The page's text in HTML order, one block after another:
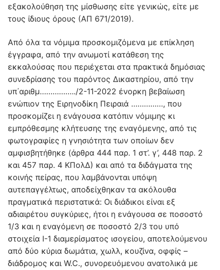
εξακολούθηση της μίσθωσης είτε γενικώς, είτε με
τους ίδιους όρους (ΑΠ 671/2019).
Από όλα τα νόμιμα προσκομιζόμενα με επίκληση
έγγραφα, από την ανωμοτί κατάθεση της
εκκαλούσας που περιέχεται στα πρακτικά δημόσιας
συνεδρίασης του παρόντος Δικαστηρίου, από την
υπ΄αριθμ……………../2-11-2022 ένορκη βεβαίωση
ενώπιον της Ειρηνοδίκη Πειραιά ……………, που
προσκομίζει η ενάγουσα κατόπιν νόμιμης κι
εμπρόθεσμης κλήτευσης της εναγόμενης, από τις
φωτογραφίες η γνησιότητα των οποίων δεν
αμφισβητήθηκε (άρθρα 444 παρ. 1 στ’. γ’, 448 παρ. 2
και 457 παρ. 4 ΚΠολΔ) και από τα διδάγματα της
κοινής πείρας, που λαμβάνονται υπόψη
αυτεπαγγέλτως, αποδείχθηκαν τα ακόλουθα
πραγματικά περιστατικά: Οι διάδικοι είναι εξ
αδιαιρέτου συγκύριες, ήτοι η ενάγουσα σε ποσοστό
1/3 και η εναγόμενη σε ποσοστό 2/3 του υπό
στοιχεία Ι-1 διαμερίσματος ισογείου, αποτελούμενου
από δύο κύρια δωμάτια, χωλλ, κουζίνα, οφφίς –
διάδρομος και W.C., συνορευόμενου ανατολικά με